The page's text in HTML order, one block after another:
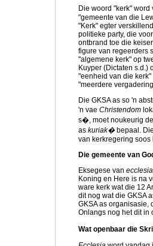
Die woord "kerk"
"gemeente van die
"Kerk" egter
politieke party, die
ontbrand toe die
figure van regeerders
"algemene kerk" op
Kuyper (Dictaten s.d.)
"eenheid van die
"meerdere
Die GKSA as so 'n
'n vae Christendom
s�, moet noukeurig
as kuriak�bepaal.
van kerkregering
Die gemeente van
Eksegese van ecclesia
Koning en Here is na
ware kerk wat die 12
dit nog wat die GKSA
GKSA as organisasie,
Onlangs nog het dit in
Wat openbaar die